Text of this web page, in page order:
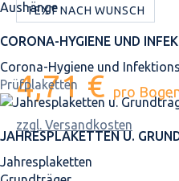
Aushänge
CORONA-HYGIENE UND
Corona-Hygiene und
Prüfplaketten
JAHRES­PLAKETTEN U.
Jahresplaketten
TEXT NACH WUNSCH
4,71 € pro
zzgl. Versandkosten